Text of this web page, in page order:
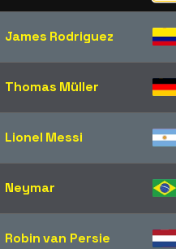
James Rodriguez
Thomas Müller
Lionel Messi
Neymar
Robin van Persie